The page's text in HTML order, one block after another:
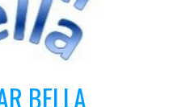
BELLA